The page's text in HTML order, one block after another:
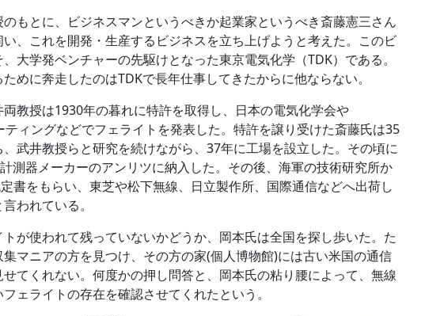
もとに、ビジネスマンというべきか起業家というべき斎藤憲三さん
、これを開発・生産するビジネスを立ち上げようと考えた。このビ
大学発ベンチャーの先駆けとなった東京電気化学（TDK）である。
めに奔走したのはTDKで長年仕事してきたからに他ならない。
教授は1930年の暮れに特許を取得し、日本の電気化学会や
ィングなどでフェライトを発表した。特許を譲り受けた斎藤氏は35
武井教授らと研究を続けながら、37年に工場を設立した。その頃に
測器メーカーのアンリツに納入した。その後、海軍の技術研究所か
書をもらい、東芝や松下無線、日立製作所、国際通信などへ出荷し
われている。
が使われて残っていないかどうか、岡本氏は全国を探し歩いた。た
マニアの方を見つけ、その方の家(個人博物館)には古い米国の通信
てくれない。何度かの押し問答と、岡本氏の粘り腰によって、無線
ェライトの存在を確認させてくれたという。